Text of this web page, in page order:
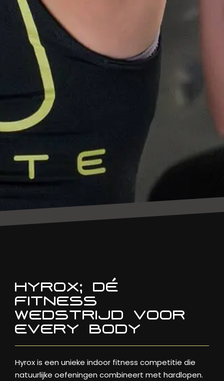
HYROX; DÉ
FITNESS
WEDSTRIJD VOOR
EVERY BODY
Hyrox is een unieke indoor fitness competitie die
natuurlijke oefeningen combineert met hardlopen.